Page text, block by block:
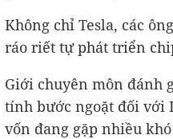
Không chỉ Tesla, các
ráo riết tự phát triển
Giới chuyên môn đánh
tính bước ngoặt đối với
vốn đang gặp nhiều